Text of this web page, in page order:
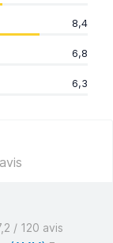
8,4
6,8
6,3
/ 120 avis